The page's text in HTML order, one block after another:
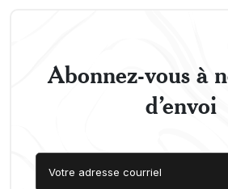
Abonnez-vous à
d’envoi